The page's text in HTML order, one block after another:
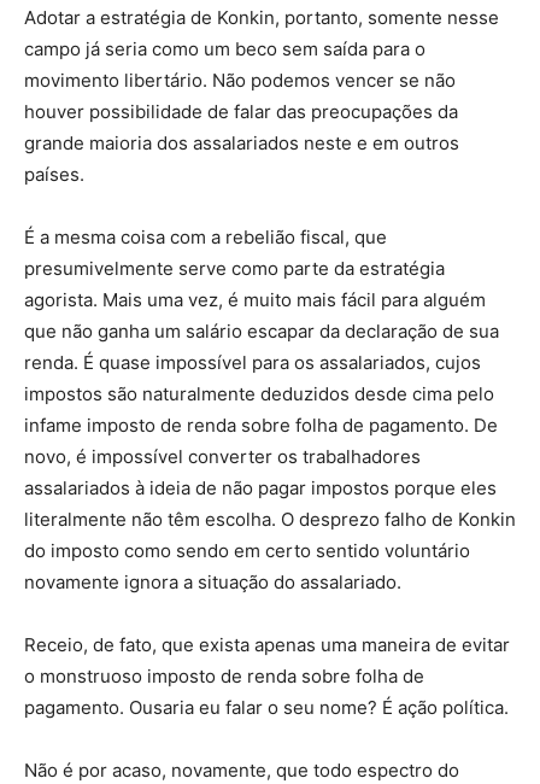
Adotar a estratégia de Konkin, portanto, somente nesse
campo já seria como um beco sem saída para o
movimento libertário. Não podemos vencer se não
houver possibilidade de falar das preocupações da
grande maioria dos assalariados neste e em outros
países.
É a mesma coisa com a rebelião fiscal, que
presumivelmente serve como parte da estratégia
agorista. Mais uma vez, é muito mais fácil para alguém
que não ganha um salário escapar da declaração de sua
renda. É quase impossível para os assalariados, cujos
impostos são naturalmente deduzidos desde cima pelo
infame imposto de renda sobre folha de pagamento. De
novo, é impossível converter os trabalhadores
assalariados à ideia de não pagar impostos porque eles
literalmente não têm escolha. O desprezo falho de Konkin
do imposto como sendo em certo sentido voluntário
novamente ignora a situação do assalariado.
Receio, de fato, que exista apenas uma maneira de evitar
o monstruoso imposto de renda sobre folha de
pagamento. Ousaria eu falar o seu nome? É ação política.
Não é por acaso, novamente, que todo espectro do